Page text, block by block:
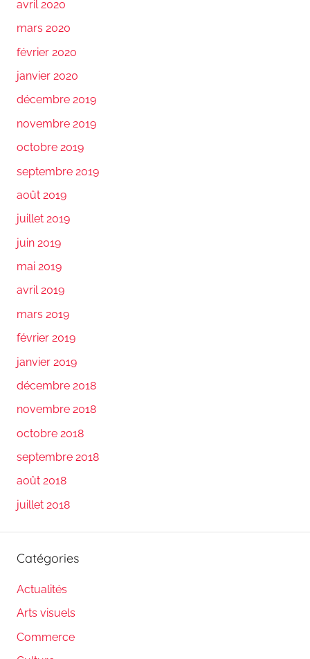
avril 2020
mars 2020
février 2020
janvier 2020
décembre 2019
novembre 2019
octobre 2019
septembre 2019
août 2019
juillet 2019
juin 2019
mai 2019
avril 2019
mars 2019
février 2019
janvier 2019
décembre 2018
novembre 2018
octobre 2018
septembre 2018
août 2018
juillet 2018
Catégories
Actualités
Arts visuels
Commerce